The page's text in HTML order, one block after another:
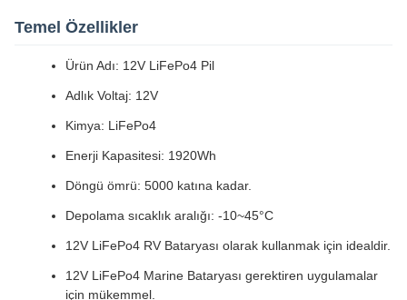
Temel Özellikler
Ürün Adı: 12V LiFePo4 Pil
Adlık Voltaj: 12V
Kimya: LiFePo4
Enerji Kapasitesi: 1920Wh
Döngü ömrü: 5000 katına kadar.
Depolama sıcaklık aralığı: -10~45°C
12V LiFePo4 RV Bataryası olarak kullanmak için idealdir.
12V LiFePo4 Marine Bataryası gerektiren uygulamalar
için mükemmel.